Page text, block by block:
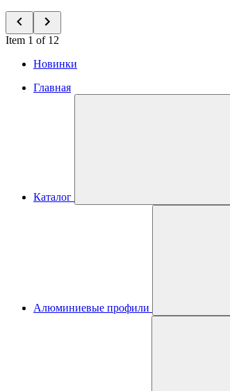
Item 1 of 12
Новинки
Главная
Каталог
Алюминиевые профили